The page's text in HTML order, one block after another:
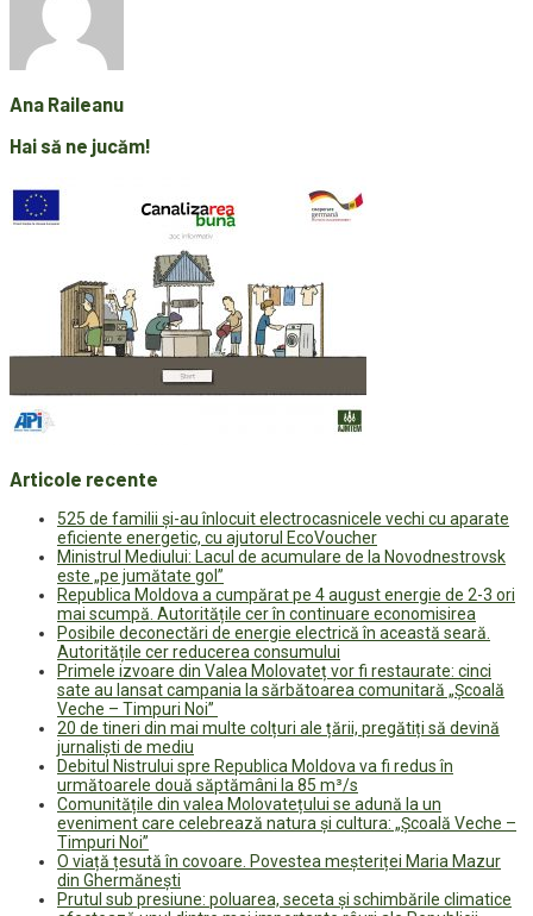
Ana Raileanu
Hai să ne jucăm!
Articole recente
525 de familii și-au înlocuit electrocasnicele vechi cu aparate
eficiente energetic, cu ajutorul EcoVoucher
Ministrul Mediului: Lacul de acumulare de la Novodnestrovsk
este „pe jumătate gol”
Republica Moldova a cumpărat pe 4 august energie de 2-3 ori
mai scumpă. Autoritățile cer în continuare economisirea
Posibile deconectări de energie electrică în această seară.
Autoritățile cer reducerea consumului
Primele izvoare din Valea Molovateț vor fi restaurate: cinci
sate au lansat campania la sărbătoarea comunitară „Școală
Veche – Timpuri Noi”
20 de tineri din mai multe colțuri ale țării, pregătiți să devină
jurnaliști de mediu
Debitul Nistrului spre Republica Moldova va fi redus în
următoarele două săptămâni la 85 m³/s
Comunitățile din valea Molovatețului se adună la un
eveniment care celebrează natura și cultura: „Școală Veche –
Timpuri Noi”
O viață țesută în covoare. Povestea meșteriței Maria Mazur
din Ghermănești
Prutul sub presiune: poluarea, seceta și schimbările climatice